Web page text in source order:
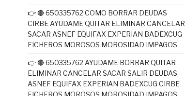
👉 🔴 650335762 COMO BORRAR DEUDAS
CIRBE AYUDAME QUITAR ELIMINAR CANCELAR
SACAR ASNEF EQUIFAX EXPERIAN BADEXCUG
FICHEROS MOROSOS MOROSIDAD IMPAGOS
👉 🔴 650335762 AYUDAME BORRAR QUITAR
ELIMINAR CANCELAR SACAR SALIR DEUDAS
ASNEF EQUIFAX EXPERIAN BADEXCUG CIRBE
FICHEROS MOROSOS MOROSIDAD IMPAGOS